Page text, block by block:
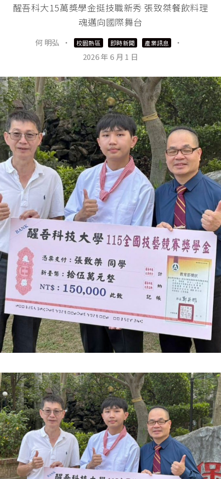
醒吾科大15萬獎學金挺技職新秀 張致桀餐飲料理
魂邁向國際舞台
何 明弘 · 校園熱區 即時新聞 產業訊息
·
2026 年 6 月 1 日